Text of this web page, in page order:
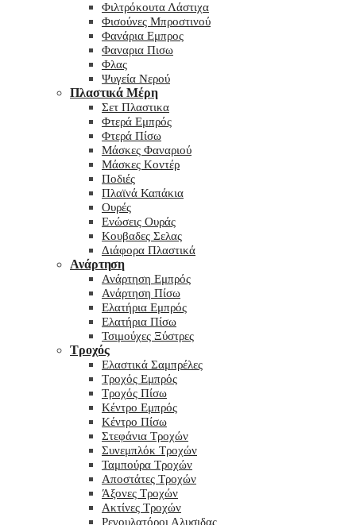
Φιλτρόκουτα Λάστιχα
Φισούνες Μπροστινού
Φανάρια Εμπρος
Φαναρια Πισω
Φλας
Ψυγεία Νερού
Πλαστικά Μέρη
Σετ Πλαστικα
Φτερά Εμπρός
Φτερά Πίσω
Μάσκες Φαναριού
Μάσκες Κοντέρ
Ποδιές
Πλαϊνά Καπάκια
Ουρές
Ενώσεις Ουράς
Κουβαδες Σελας
Διάφορα Πλαστικά
Ανάρτηση
Ανάρτηση Εμπρός
Ανάρτηση Πίσω
Ελατήρια Εμπρός
Ελατήρια Πίσω
Τσιμούχες Ξύστρες
Τροχός
Ελαστικά Σαμπρέλες
Τροχός Εμπρός
Τροχός Πίσω
Κέντρο Εμπρός
Κέντρο Πίσω
Στεφάνια Τροχών
Συνεμπλόκ Τροχών
Ταμπούρα Τροχών
Αποστάτες Τροχών
Άξονες Τροχών
Ακτίνες Τροχών
Ρεγουλατόροι Αλυσιδας